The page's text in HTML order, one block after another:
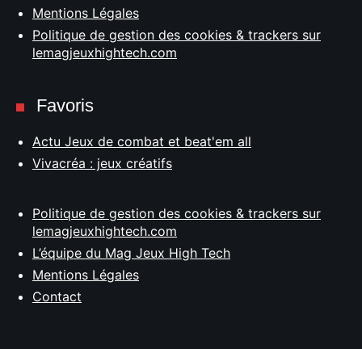
Mentions Légales
Politique de gestion des cookies & trackers sur
lemagjeuxhightech.com
Favoris
Actu Jeux de combat et beat'em all
Vivacréa : jeux créatifs
Politique de gestion des cookies & trackers sur
lemagjeuxhightech.com
L’équipe du Mag Jeux High Tech
Mentions Légales
Contact